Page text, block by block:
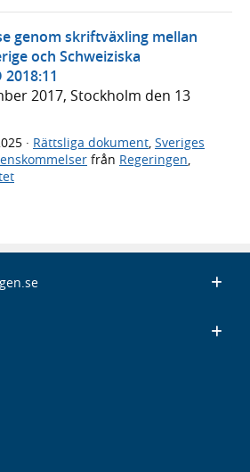
genom skriftväxling mellan
och Schweiziska
2017, Stockholm den 13
· Rättsliga dokument Sveriges
från Regeringen